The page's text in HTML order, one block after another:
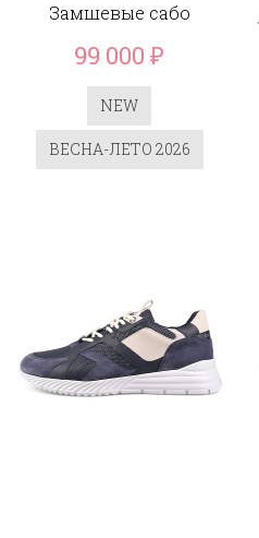
Замшевые сабо
99 000₽
NEW
ВЕСНА-ЛЕТО 2026